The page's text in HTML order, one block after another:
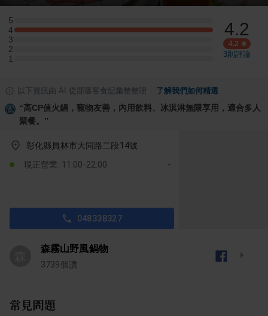
5
5 星：0 則評論
4
4 星：2 則評論
3
3 星：0 則評論
2
2 星：0 則評論
1
1 星：0 則評論
4.2
4.2
3則評論
以下資訊由 AI 從部落客食記彙整整理 了解我們如何精選
“高CP值火鍋，寵物友善，內用飲料、冰淇淋無限享用，適合多人
聚餐。 ”
彰化縣員林市大同路二段14號
現正營業: 11:00-22:00
048338327
森霧山野風鍋物
3739個讚
常見問題